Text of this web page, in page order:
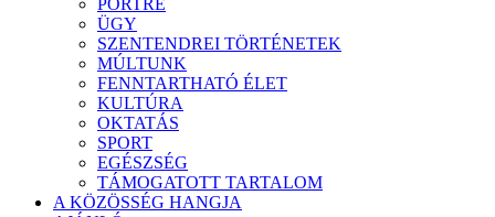
PORTRÉ
ÜGY
SZENTENDREI TÖRTÉNETEK
MÚLTUNK
FENNTARTHATÓ ÉLET
KULTÚRA
OKTATÁS
SPORT
EGÉSZSÉG
TÁMOGATOTT TARTALOM
A KÖZÖSSÉG HANGJA